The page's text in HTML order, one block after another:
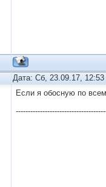
Дата: Сб, 23.09.17,
Если я обосную по